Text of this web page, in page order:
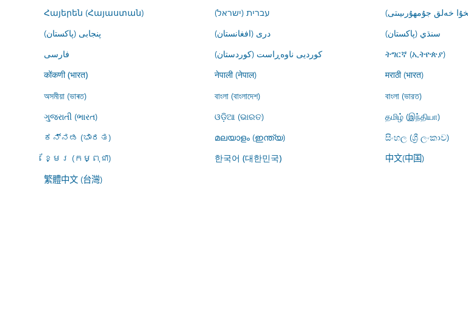
Հայերեն (Հայաստան)
עברית (ישראל) خەلق جۇمھۇرىيىتى)
پنجابی (پاکستان)
درى (افغانستان) سنڌي (پاکستان)
فارسى
کوردیی ناوەڕاست (کوردستان) ትግርኛ (ኢትዮጵያ)
कोंकणी (भारत) नेपाली (नेपाल) मराठी (भारत)
অসমীয়া (ভাৰত) বাংলা (বাংলাদেশ) বাংলা (ভারত)
ગુજરાતી (ભારત)
ଓଡ଼ିଆ (ଭାରତ) தமிழ் (இந்தியா)
ಕನ್ನಡ (ಭಾರತ)
മലയാളം (ഇന്ത്യ) සිංහල (ශ්‍රී ලංකාව)
ខ្មែរ (កម្ពុជា)
한국어 (대한민국) 中文(中国)
繁體中文 (台灣)